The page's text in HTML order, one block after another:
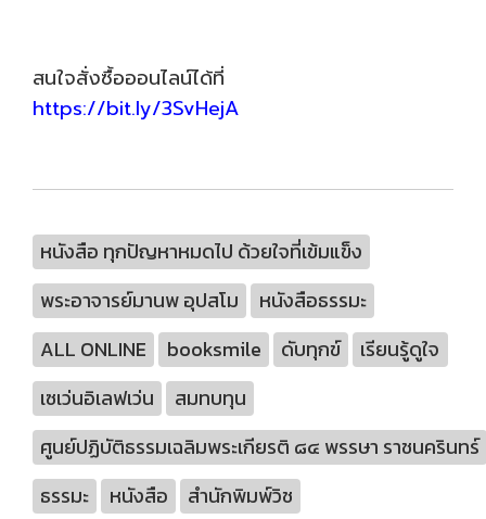
สนใจสั่งซื้อออนไลน์ได้ที่
https://bit.ly/3SvHejA
หนังสือ ทุกปัญหาหมดไป ด้วยใจที่เข้มแข็ง
พระอาจารย์มานพ อุปสโม
หนังสือธรรมะ
ALL ONLINE
booksmile ดับทุกข์
เรียนรู้ดูใจ
เซเว่นอิเลฟเว่น
สมทบทุน
ศูนย์ปฏิบัติธรรมเฉลิมพระเกียรติ ๘๔ พรรษา ราชนครินทร์
ธรรมะ
หนังสือ
สำนักพิมพ์วิช